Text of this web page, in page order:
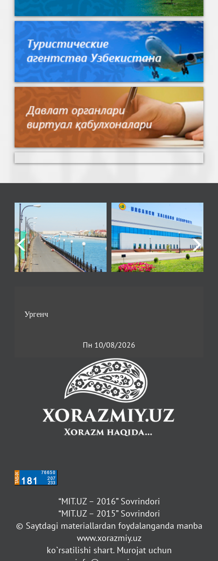
Пн 10/08/2026
“MIT.UZ – 2016” Sovrindori
“MIT.UZ – 2015” Sovrindori
© Saytdagi materiallardan foydalanganda manba
www.xorazmiy.uz
ko`rsatilishi shart. Murojat uchun